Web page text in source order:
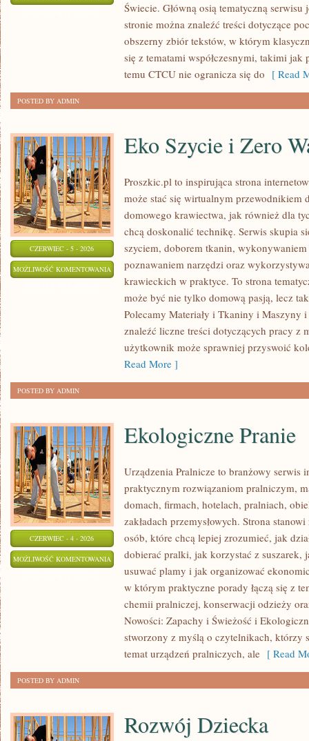
EUROPIE
Świecie. Główną osią tematyczną
stronie można znaleźć treści dotyczące
obszerny zbiór tekstów, w którym
się z tematami współczesnymi, takimi
temu CTCU nie ogranicza się do [ Read
POSTED BY ADMIN
CZERWIEC - 5 - 2026
MOŻLIWOŚĆ KOMENTOWANIA
SZYCIE
ZERO
WASTE
Eko Szycie i Zero
Proszkic.pl to inspirująca strona
może stać się wirtualnym przewodnikiem
domowego krawiectwa, jak również dla
chcą doskonalić technikę. Serwis skupia
szyciem, doborem tkanin,
poznawaniem narzędzi oraz
krawieckich w praktyce. To strona
może być nie tylko domową pasją, lecz
Polecamy Materiały i Tkaniny i Maszyny
znaleźć liczne treści dotyczących pracy z
użytkownik może sprawniej przyswoić
Read More ]
POSTED BY ADMIN
CZERWIEC - 4 - 2026
MOŻLIWOŚĆ KOMENTOWANIA EKOLOGICZNE
PRANIE
Ekologiczne Pranie
Urządzenia Pralnicze to branżowy serwis
praktycznym rozwiązaniom pralniczym,
domach, firmach, hotelach, pralniach,
zakładach przemysłowych. Strona
osób, które chcą lepiej zrozumieć, jak
dobierać pralki, jak korzystać z suszarek,
usuwać plamy i jak organizować
w którym praktyczne porady łączą się z
chemii pralniczej, konserwacji odzieży
Nowości: Zapachy i Świeżość i
stworzony z myślą o czytelnikach, którzy
temat urządzeń pralniczych, ale [ Read
POSTED BY ADMIN
Rozwój Dziecka